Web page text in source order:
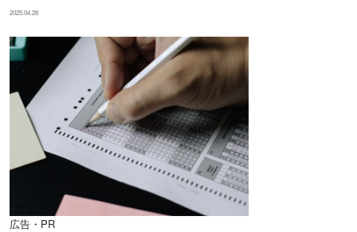
2025.04.28
広告・PR